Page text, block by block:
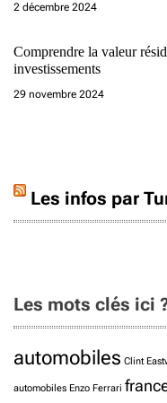
2 décembre 2024
Comprendre la valeur
investissements
29 novembre 2024
Les infos par
Les mots clés ici
automobiles Clint
automobiles Enzo Ferrari